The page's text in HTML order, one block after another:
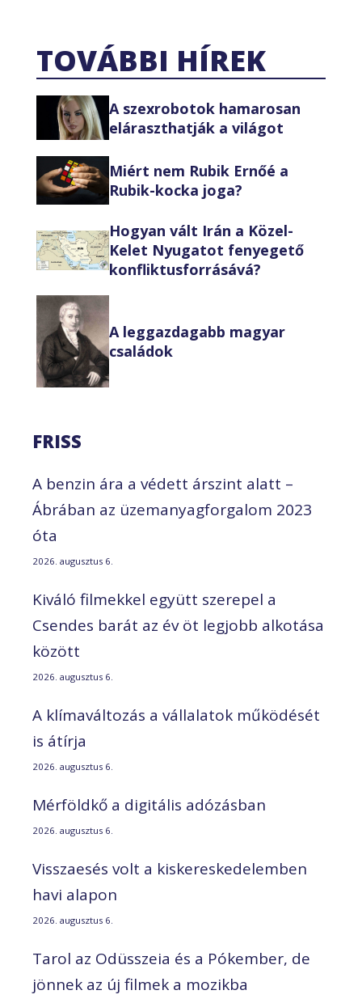
TOVÁBBI HÍREK
A szexrobotok hamarosan
eláraszthatják a világot
Miért nem Rubik Ernőé a
Rubik-kocka joga?
Hogyan vált Irán a Közel-
Kelet Nyugatot fenyegető
konfliktusforrásává?
A leggazdagabb magyar
családok
FRISS
A benzin ára a védett árszint alatt –
Ábrában az üzemanyagforgalom 2023
óta
2026. augusztus 6.
Kiváló filmekkel együtt szerepel a
Csendes barát az év öt legjobb alkotása
között
2026. augusztus 6.
A klímaváltozás a vállalatok működését
is átírja
2026. augusztus 6.
Mérföldkő a digitális adózásban
2026. augusztus 6.
Visszaesés volt a kiskereskedelemben
havi alapon
2026. augusztus 6.
Tarol az Odüsszeia és a Pókember, de
jönnek az új filmek a mozikba